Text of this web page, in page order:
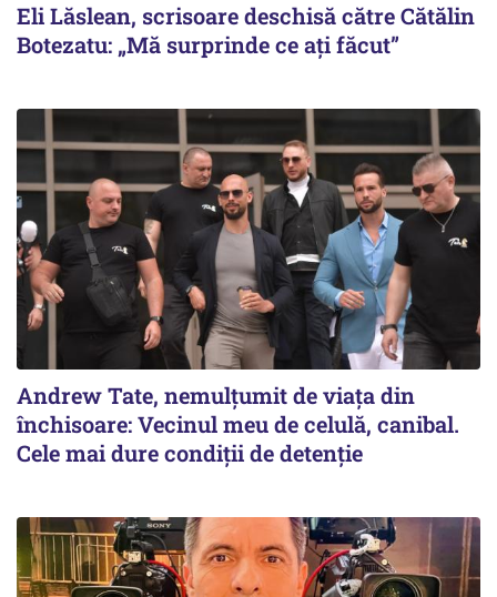
Eli Lăslean, scrisoare deschisă către Cătălin
Botezatu: „Mă surprinde ce ați făcut”
Andrew Tate, nemulțumit de viața din
închisoare: Vecinul meu de celulă, canibal.
Cele mai dure condiții de detenție